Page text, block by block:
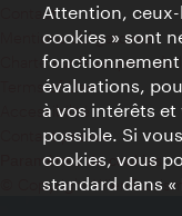
Contact
Mentions obligatoires
Charte sur le respect de
Terms of Use
Accessibilité
Contact presse
Paramètres de cookies
© Copyright
Attention, ceux-
cookies » sont
fonctionnement
évaluations,
à vos intérêts
possible. Si
cookies, vous
standard dans «